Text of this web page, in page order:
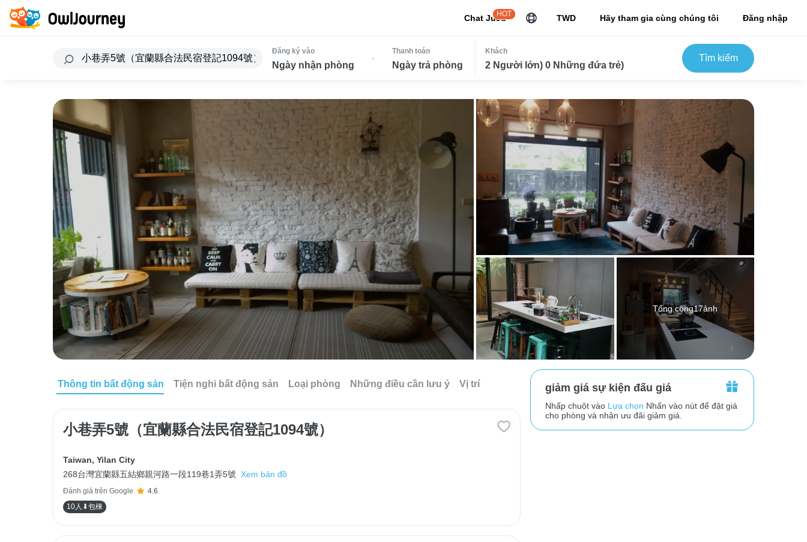
Chat JuJu
HOT TWD Hãy tham gia cùng chúng tôi Đăng nhập
Đăng ký vào
Ngày nhận phòng
-
Thanh toán
Ngày trả phòng
Khách
2 Người lớn) 0 Những đứa trẻ)
Tìm kiếm
Tổng cộng17ảnh
Thông tin bất động sản Tiện nghi bất động sản Loại phòng Những điều cần lưu ý Vị trí
小巷弄5號（宜蘭縣合法民宿登記1094號）
Taiwan, Yilan City
268台灣宜蘭縣五結鄉親河路一段119巷1弄5號
Xem bản đồ
Đánh giá trên Google
4.6
10人⬇包棟
giảm giá sự kiện đấu giá
Nhấp chuột vàoLựa chọn Nhấn vào nút để đặt giá
cho phòng và nhận ưu đãi giảm giá.